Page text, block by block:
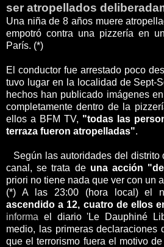
ser atropellados
Una niña de 8 años muere
empotró contra una pizzería en
París. (*)
El conductor fue arrestado poco
tuvo lugar en la localidad de Sept-
hechos han publicado imágenes
completamente dentro de la
ellos a BFM TV, "todas las
terraza fueron atropelladas".
Según las autoridades del distrito
canal, se trata de una acción
priori no tiene nada que ver con un
(*) A las 23:00 (hora local) el
ascendido a 12, cuatro de ellos
informa el diario 'Le Dauphiné
medio, las primeras declaraciones
que el terrorismo fuera el motivo